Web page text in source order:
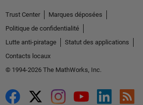
Trust Center
Marques déposées
Politique de confidentialité
Lutte anti-piratage
Statut des applications
Contacts locaux
© 1994-2026 The MathWorks, Inc.